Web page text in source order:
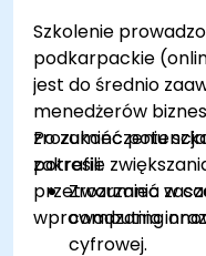
praktyki w
Szkolenie
podkarpackie
jest do średnio
menedżerów
zrozumieć
zakresie
przetwarzania w
wprowadzania
Po zakończeniu
potrafili:
Zrozumieć
computing
cyfrowej.